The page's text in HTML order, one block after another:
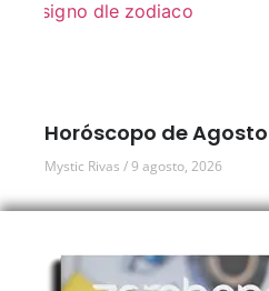
Horóscopo de
Mystic Rivas 9 agosto, 2026